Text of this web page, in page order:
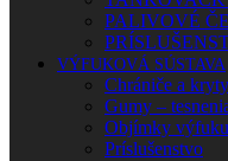
PALIVOVÉ
VÝFUKOVÁ SÚSTAVA
Chrániče a
Gumy –
Objímky výfuku
Príslušenstvo